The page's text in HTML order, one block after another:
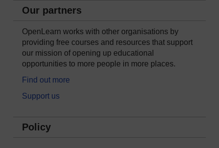
Our partners
OpenLearn works with other organisations by
providing free courses and resources that support
our mission of opening up educational
opportunities to more people in more places.
Find out more
Support us
Policy